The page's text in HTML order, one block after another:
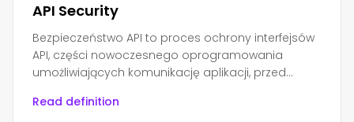
API Security
Bezpieczeństwo API to proces ochrony interfejsów
API, części nowoczesnego oprogramowania
umożliwiających komunikację aplikacji, przed
atakami.
Read definition